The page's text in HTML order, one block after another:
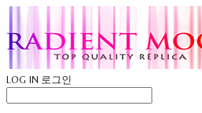
LOG IN 로그인